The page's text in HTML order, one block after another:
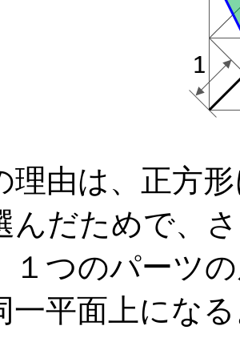
由は、正方
んだためで、
１つのパーツ
一平面上にな